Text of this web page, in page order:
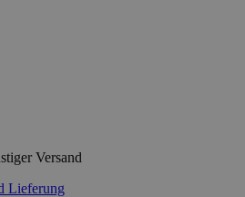
Versand
Lieferung